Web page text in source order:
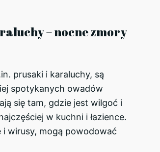
– nocne zmory
prusaki i karaluchy, są
spotykanych owadów
się tam, gdzie jest wilgoć i
w kuchni i łazience.
i wirusy, mogą powodować